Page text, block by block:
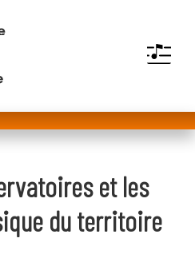
MENU
et les
du territoire